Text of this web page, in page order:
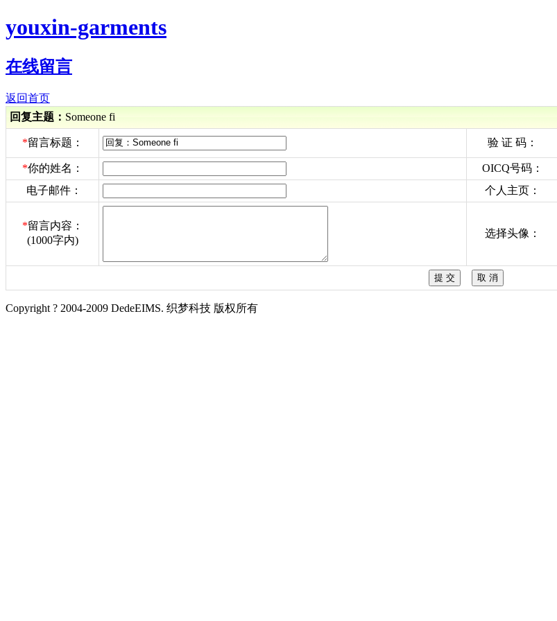
youxin-garments
在线留言
返回首页
回复主题： Someone fi
*留言标题： 验 证 码：
*你的姓名：
OICQ号码：
电子邮件：
个人主页：
*留言内容：
(1000字内)
选择头像：
Copyright ? 2004-2009 DedeEIMS. 织梦科技 版权所有